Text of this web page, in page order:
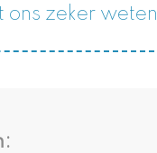
ons zeker